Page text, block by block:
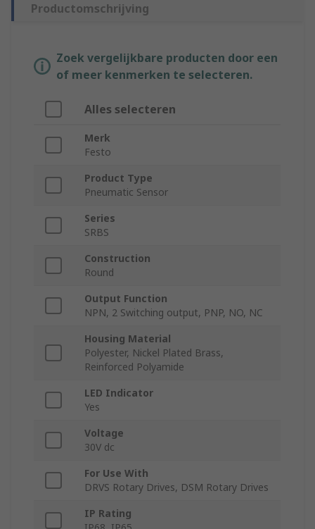
Productomschrijving
Zoek vergelijkbare producten door een
of meer kenmerken te selecteren.
Alles selecteren
Merk
Festo
Product Type
Pneumatic Sensor
Series
SRBS
Construction
Round
Output Function
NPN, 2 Switching output, PNP, NO, NC
Housing Material
Polyester, Nickel Plated Brass,
Reinforced Polyamide
LED Indicator
Yes
Voltage
30V dc
For Use With
DRVS Rotary Drives, DSM Rotary Drives
IP Rating